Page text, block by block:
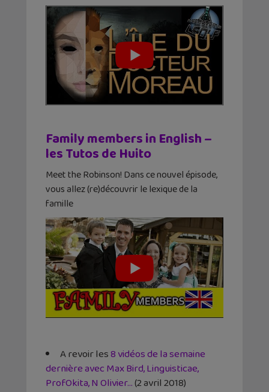
Family members in English –
les Tutos de Huito
Meet the Robinson! Dans ce nouvel épisode,
vous allez (re)découvrir le lexique de la
famille
A revoir les8 vidéos de la semaine
dernière avec Max Bird, Linguisticae,
ProfOkita, N Olivier…(2 avril 2018)